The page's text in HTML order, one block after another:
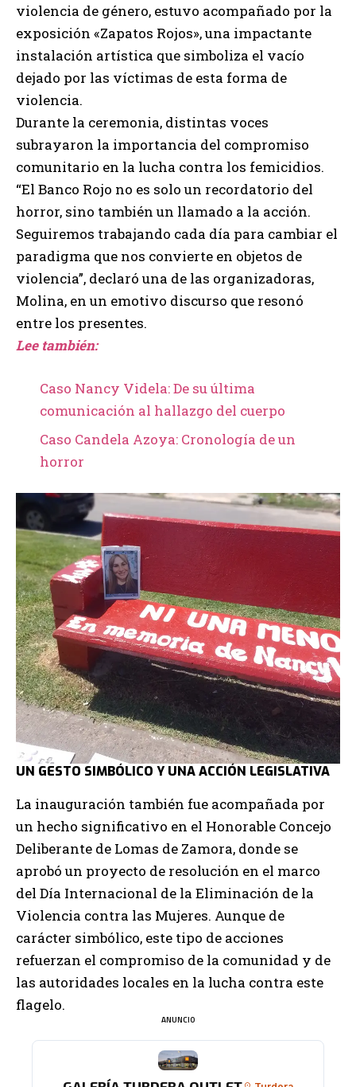
violencia de género, estuvo acompañado por la
exposición «Zapatos Rojos», una impactante
instalación artística que simboliza el vacío
dejado por las víctimas de esta forma de
violencia.
Durante la ceremonia, distintas voces
subrayaron la importancia del compromiso
comunitario en la lucha contra los femicidios.
“El Banco Rojo no es solo un recordatorio del
horror, sino también un llamado a la acción.
Seguiremos trabajando cada día para cambiar el
paradigma que nos convierte en objetos de
violencia”, declaró una de las organizadoras,
Molina, en un emotivo discurso que resonó
entre los presentes.
Lee también:
Caso Nancy Videla: De su última
comunicación al hallazgo del cuerpo
Caso Candela Azoya: Cronología de un
horror
UN GESTO SIMBÓLICO Y UNA ACCIÓN LEGISLATIVA
La inauguración también fue acompañada por
un hecho significativo en el Honorable Concejo
Deliberante de Lomas de Zamora, donde se
aprobó un proyecto de resolución en el marco
del Día Internacional de la Eliminación de la
Violencia contra las Mujeres. Aunque de
carácter simbólico, este tipo de acciones
refuerzan el compromiso de la comunidad y de
las autoridades locales en la lucha contra este
flagelo.
ANUNCIO